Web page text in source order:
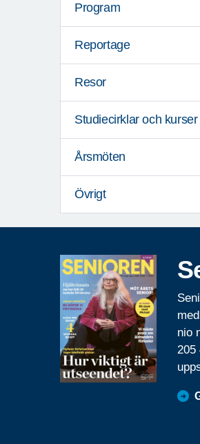
Program
Reportage
Resor
Studiecirklar och kurser
Årsmöten
Övrigt
nio
205